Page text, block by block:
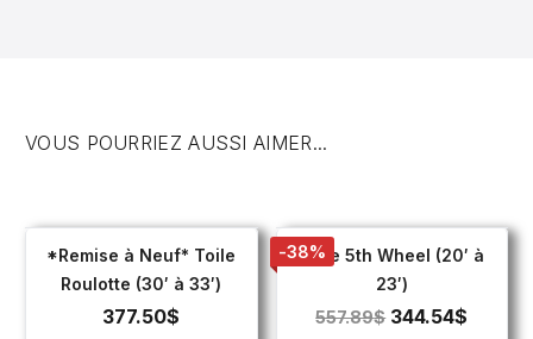
VOUS POURRIEZ AUSSI AIMER...
*Remise à Neuf* Toile
Roulotte (30′ à 33′)
377.50$
-38%
Toile 5th Wheel (20′ à
23′)
557.89$ 344.54$